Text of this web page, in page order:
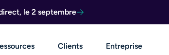
le 2 septembre
Clients Entreprise